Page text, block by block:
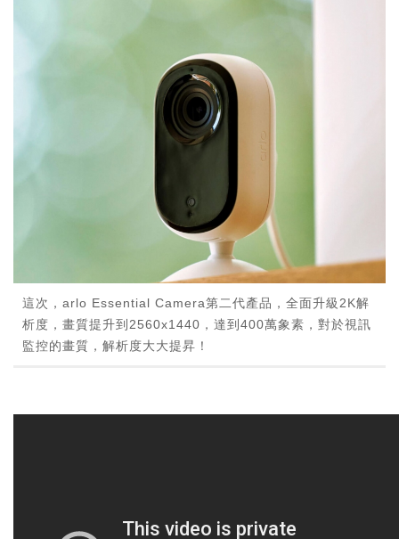
這次，arlo Essential Camera第二代產品，全面升級2K解
析度，畫質提升到2560x1440，達到400萬象素，對於視訊
監控的畫質，解析度大大提昇！